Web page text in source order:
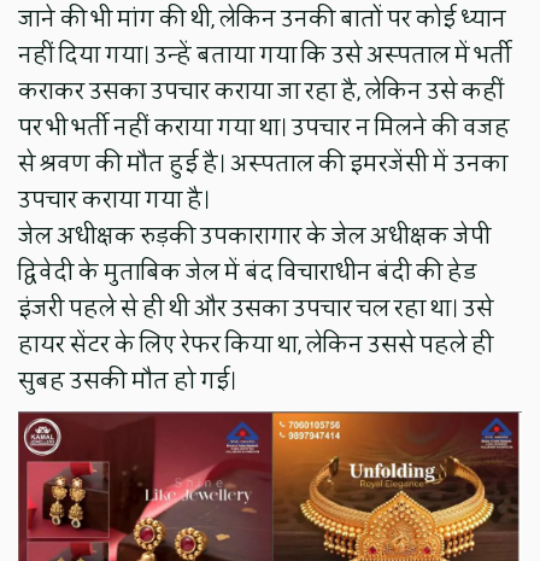
जाने की भी मांग की थी, लेकिन उनकी बातों पर कोई ध्यान
नहीं दिया गया। उन्हें बताया गया कि उसे अस्पताल में भर्ती
कराकर उसका उपचार कराया जा रहा है, लेकिन उसे कहीं
पर भी भर्ती नहीं कराया गया था। उपचार न मिलने की वजह
से श्रवण की मौत हुई है। अस्पताल की इमरजेंसी में उनका
उपचार कराया गया है।
जेल अधीक्षक रुड़की उपकारागार के जेल अधीक्षक जेपी
द्विवेदी के मुताबिक जेल में बंद विचाराधीन बंदी की हेड
इंजरी पहले से ही थी और उसका उपचार चल रहा था। उसे
हायर सेंटर के लिए रेफर किया था, लेकिन उससे पहले ही
सुबह उसकी मौत हो गई।